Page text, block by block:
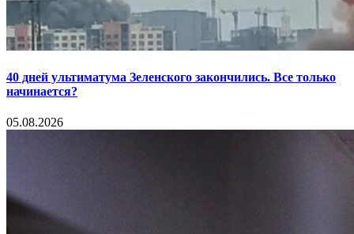
40 дней ультиматума Зеленского закончились. Все только
начинается?
05.08.2026